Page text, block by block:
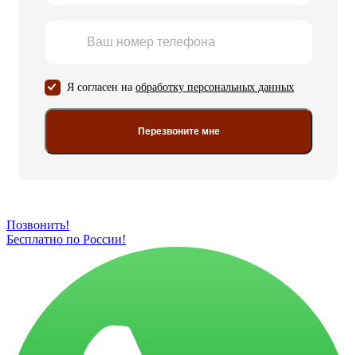
Я согласен на обработку персональных данных
Перезвоните мне
Позвонить!
Бесплатно по России!